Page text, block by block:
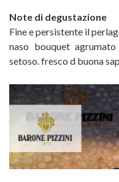
Note di degustazione
Fine e persistente il
naso bouquet
setoso. fresco d buona